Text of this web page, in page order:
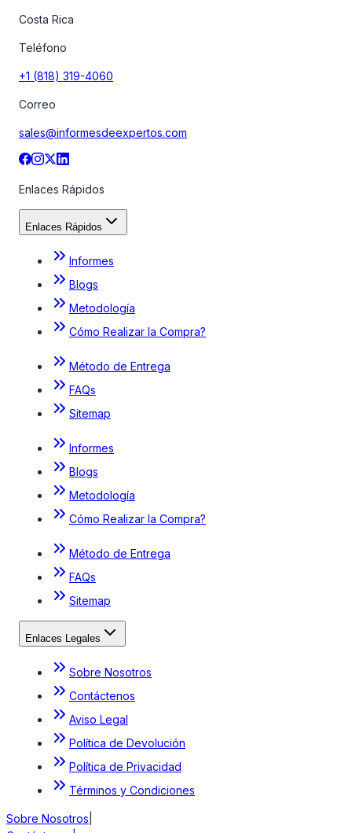
Costa Rica
Teléfono
+1 (818) 319-4060
Correo
sales@informesdeexpertos.com
Enlaces Rápidos
Enlaces Rápidos
Informes
Blogs
Metodología
Cómo Realizar la Compra?
Método de Entrega
FAQs
Sitemap
Informes
Blogs
Metodología
Cómo Realizar la Compra?
Método de Entrega
FAQs
Sitemap
Enlaces Legales
Sobre Nosotros
Contáctenos
Aviso Legal
Política de Devolución
Política de Privacidad
Términos y Condiciones
Sobre Nosotros